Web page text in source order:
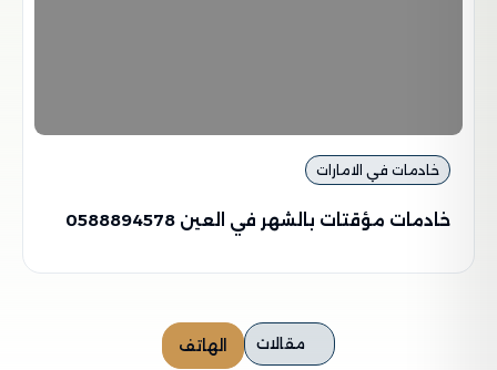
خادمات في الامارات
خادمات مؤقتات بالشهر في العين 0588894578
مقالات الهاتف